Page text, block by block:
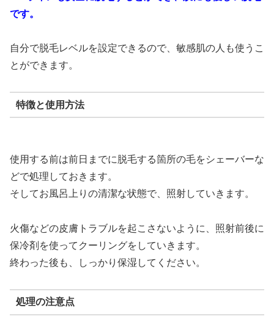
です。
自分で脱毛レベルを設定できるので、敏感肌の人も使うこ
とができます。
特徴と使用方法
使用する前は前日までに脱毛する箇所の毛をシェーバーな
どで処理しておきます。
そしてお風呂上りの清潔な状態で、照射していきます。
火傷などの皮膚トラブルを起こさないように、照射前後に
保冷剤を使ってクーリングをしていきます。
終わった後も、しっかり保湿してください。
処理の注意点